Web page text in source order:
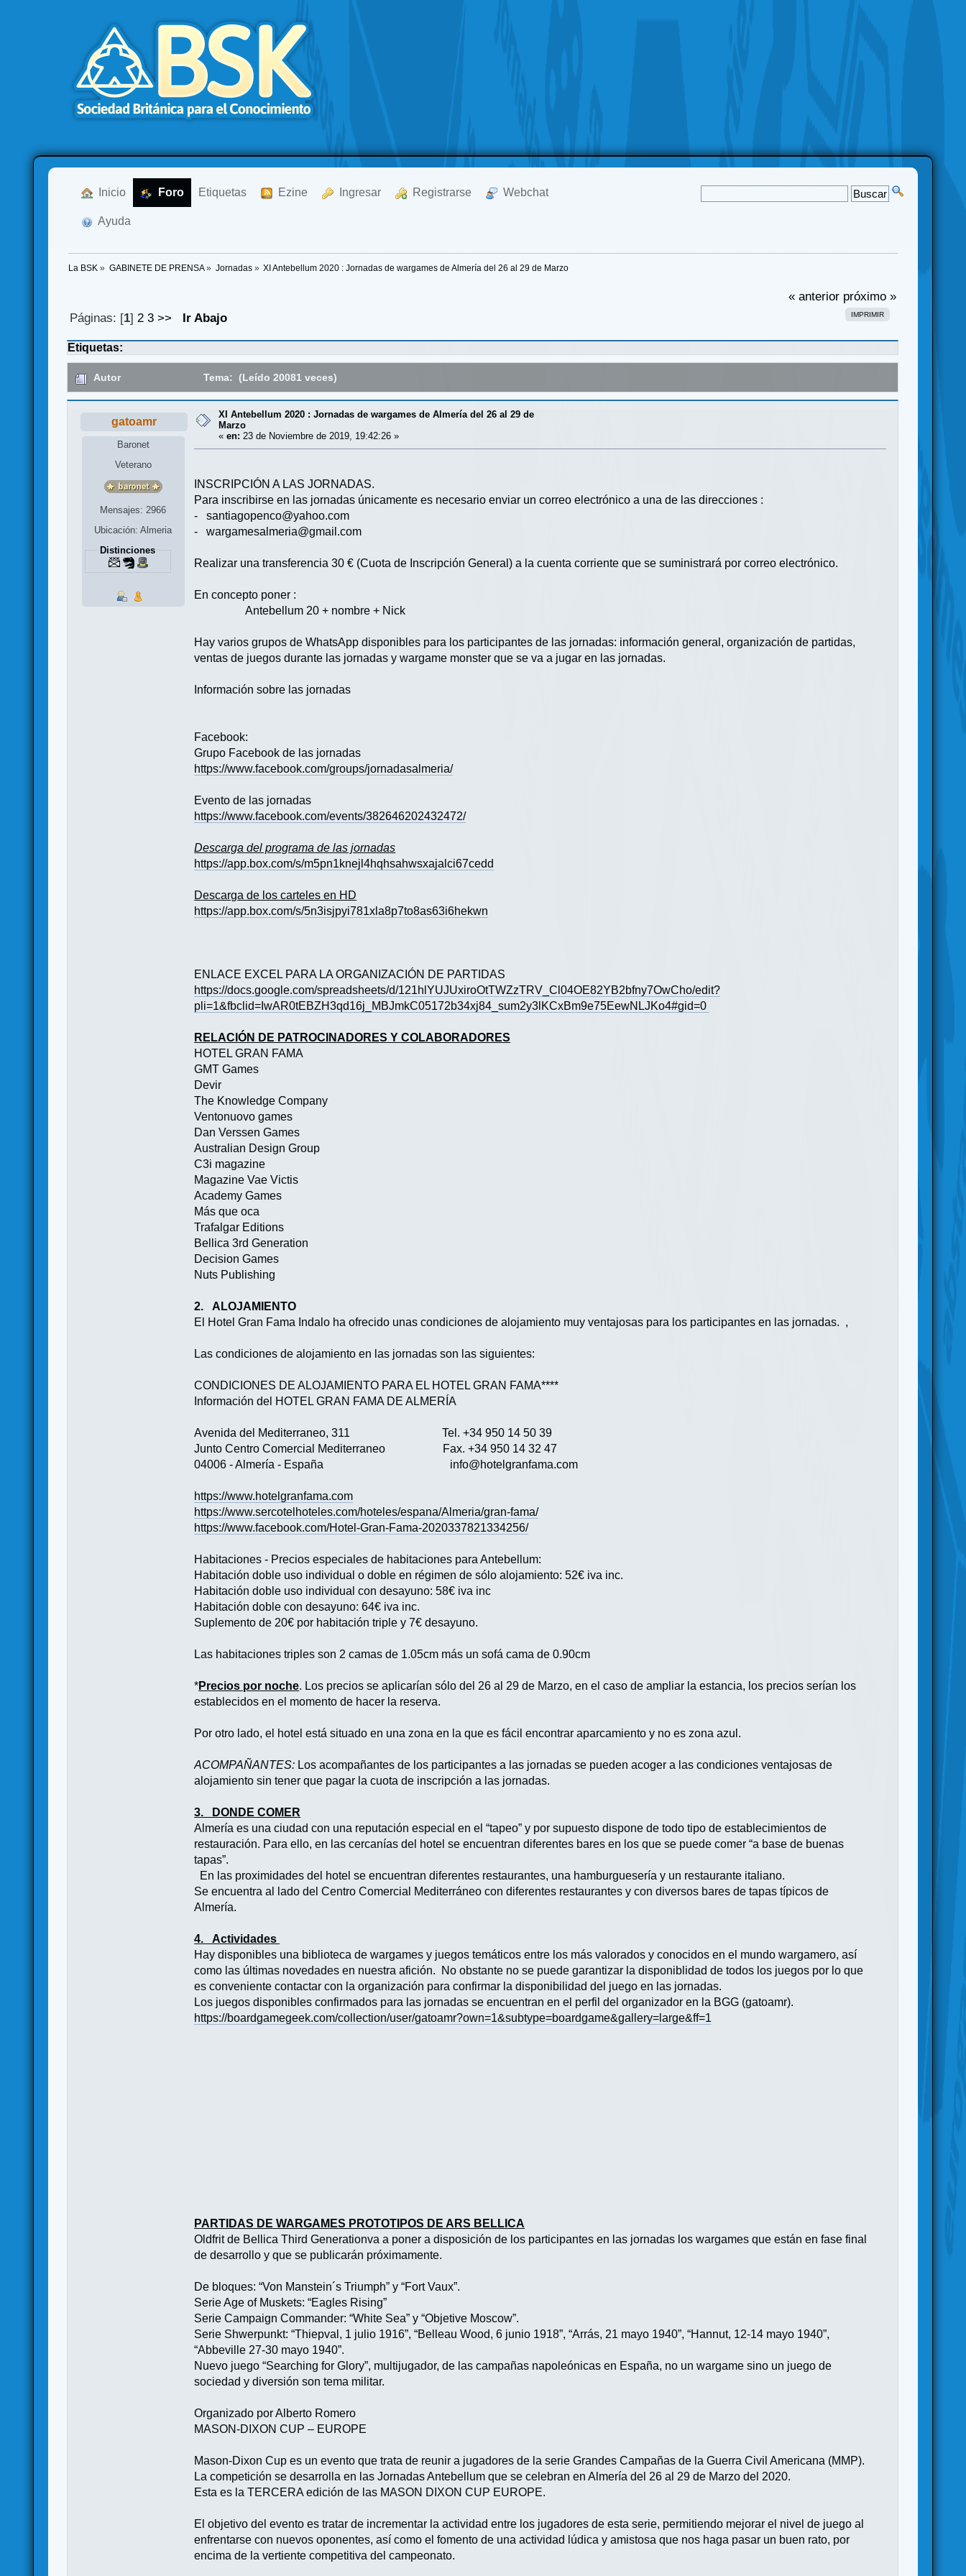
Inicio Foro Etiquetas Ezine Ingresar Registrarse Webchat
Ayuda
La BSK » GABINETE DE PRENSA» Jornadas» XI Antebellum 2020 : Jornadas de wargames de Almería del 26 al 29 de Marzo
« anterior próximo »
IMPRIMIR
Páginas: [1] 2 3 >> Ir Abajo
Etiquetas:
Autor Tema: (Leído 20081 veces)
gatoamr
Baronet
Veterano
Mensajes: 2966
Ubicación: Almeria
Distinciones
XI Antebellum 2020 : Jornadas de wargames de Almería del 26 al 29 de
Marzo
«en: 23 de Noviembre de 2019, 19:42:26 »
INSCRIPCIÓN A LAS JORNADAS.
Para inscribirse en las jornadas únicamente es necesario enviar un correo electrónico a una de las direcciones :
-santiagopenco@yahoo.com
-wargamesalmeria@gmail.com
Realizar una transferencia 30 € (Cuota de Inscripción General) a la cuenta corriente que se suministrará por correo electrónico.
En concepto poner :
Antebellum 20 + nombre + Nick
Hay varios grupos de WhatsApp disponibles para los participantes de las jornadas: información general, organización de partidas,
ventas de juegos durante las jornadas y wargame monster que se va a jugar en las jornadas.
Información sobre las jornadas
Facebook:
Grupo Facebook de las jornadas
https://www.facebook.com/groups/jornadasalmeria/
Evento de las jornadas
https://www.facebook.com/events/382646202432472/
Descarga del programa de las jornadas
https://app.box.com/s/m5pn1knejl4hqhsahwsxajalci67cedd
Descarga de los carteles en HD
https://app.box.com/s/5n3isjpyi781xla8p7to8as63i6hekwn
ENLACE EXCEL PARA LA ORGANIZACIÓN DE PARTIDAS
https://docs.google.com/spreadsheets/d/121hlYUJUxiroOtTWZzTRV_Cl04OE82YB2bfny7OwCho/edit?
pli=1&fbclid=IwAR0tEBZH3qd16j_MBJmkC05172b34xj84_sum2y3lKCxBm9e75EewNLJKo4#gid=0
RELACIÓN DE PATROCINADORES Y COLABORADORES
HOTEL GRAN FAMA
GMT Games
Devir
The Knowledge Company
Ventonuovo games
Dan Verssen Games
Australian Design Group
C3i magazine
Magazine Vae Victis
Academy Games
Más que oca
Trafalgar Editions
Bellica 3rd Generation
Decision Games
Nuts Publishing
2. ALOJAMIENTO
El Hotel Gran Fama Indalo ha ofrecido unas condiciones de alojamiento muy ventajosas para los participantes en las jornadas. ,
Las condiciones de alojamiento en las jornadas son las siguientes:
CONDICIONES DE ALOJAMIENTO PARA EL HOTEL GRAN FAMA****
Información del HOTEL GRAN FAMA DE ALMERÍA
Avenida del Mediterraneo, 311 Tel. +34 950 14 50 39
Junto Centro Comercial Mediterraneo Fax. +34 950 14 32 47
04006 - Almería - España info@hotelgranfama.com
https://www.hotelgranfama.com
https://www.sercotelhoteles.com/hoteles/espana/Almeria/gran-fama/
https://www.facebook.com/Hotel-Gran-Fama-2020337821334256/
Habitaciones - Precios especiales de habitaciones para Antebellum:
Habitación doble uso individual o doble en régimen de sólo alojamiento: 52€ iva inc.
Habitación doble uso individual con desayuno: 58€ iva inc
Habitación doble con desayuno: 64€ iva inc.
Suplemento de 20€ por habitación triple y 7€ desayuno.
Las habitaciones triples son 2 camas de 1.05cm más un sofá cama de 0.90cm
*Precios por noche. Los precios se aplicarían sólo del 26 al 29 de Marzo, en el caso de ampliar la estancia, los precios serían los
establecidos en el momento de hacer la reserva.
Por otro lado, el hotel está situado en una zona en la que es fácil encontrar aparcamiento y no es zona azul.
ACOMPAÑANTES: Los acompañantes de los participantes a las jornadas se pueden acoger a las condiciones ventajosas de
alojamiento sin tener que pagar la cuota de inscripción a las jornadas.
3. DONDE COMER
Almería es una ciudad con una reputación especial en el “tapeo” y por supuesto dispone de todo tipo de establecimientos de
restauración. Para ello, en las cercanías del hotel se encuentran diferentes bares en los que se puede comer “a base de buenas
tapas”.
En las proximidades del hotel se encuentran diferentes restaurantes, una hamburguesería y un restaurante italiano.
Se encuentra al lado del Centro Comercial Mediterráneo con diferentes restaurantes y con diversos bares de tapas típicos de
Almería.
4. Actividades
Hay disponibles una biblioteca de wargames y juegos temáticos entre los más valorados y conocidos en el mundo wargamero, así
como las últimas novedades en nuestra afición. No obstante no se puede garantizar la disponiblidad de todos los juegos por lo que
es conveniente contactar con la organización para confirmar la disponibilidad del juego en las jornadas.
Los juegos disponibles confirmados para las jornadas se encuentran en el perfil del organizador en la BGG (gatoamr).
https://boardgamegeek.com/collection/user/gatoamr?own=1&subtype=boardgame&gallery=large&ff=1
PARTIDAS DE WARGAMES PROTOTIPOS DE ARS BELLICA
Oldfrit de Bellica Third Generationva a poner a disposición de los participantes en las jornadas los wargames que están en fase final
de desarrollo y que se publicarán próximamente.
De bloques: “Von Manstein´s Triumph” y “Fort Vaux”.
Serie Age of Muskets: “Eagles Rising”
Serie Campaign Commander: “White Sea” y “Objetive Moscow”.
Serie Shwerpunkt: “Thiepval, 1 julio 1916”, “Belleau Wood, 6 junio 1918”, “Arrás, 21 mayo 1940”, “Hannut, 12-14 mayo 1940”,
“Abbeville 27-30 mayo 1940”.
Nuevo juego “Searching for Glory”, multijugador, de las campañas napoleónicas en España, no un wargame sino un juego de
sociedad y diversión son tema militar.
Organizado por Alberto Romero
MASON-DIXON CUP – EUROPE
Mason-Dixon Cup es un evento que trata de reunir a jugadores de la serie Grandes Campañas de la Guerra Civil Americana (MMP).
La competición se desarrolla en las Jornadas Antebellum que se celebran en Almería del 26 al 29 de Marzo del 2020.
Esta es la TERCERA edición de las MASON DIXON CUP EUROPE.
El objetivo del evento es tratar de incrementar la actividad entre los jugadores de esta serie, permitiendo mejorar el nivel de juego al
enfrentarse con nuevos oponentes, así como el fomento de una actividad lúdica y amistosa que nos haga pasar un buen rato, por
encima de la vertiente competitiva del campeonato.